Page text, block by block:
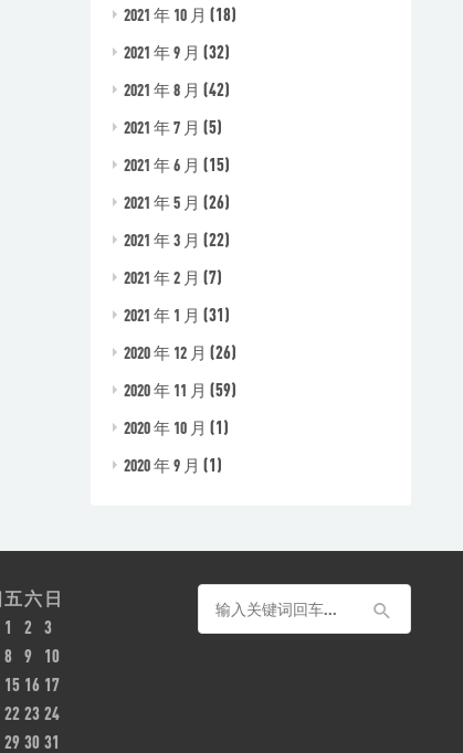
2021 年 10 月 (18)
2021 年 9 月 (32)
2021 年 8 月 (42)
2021 年 7 月 (5)
2021 年 6 月 (15)
2021 年 5 月 (26)
2021 年 3 月 (22)
2021 年 2 月 (7)
2021 年 1 月 (31)
2020 年 12 月 (26)
2020 年 11 月 (59)
2020 年 10 月 (1)
2020 年 9 月 (1)
五六 日
1
2
3
8 9
10
15 16 17
22 23 24
29 30 31